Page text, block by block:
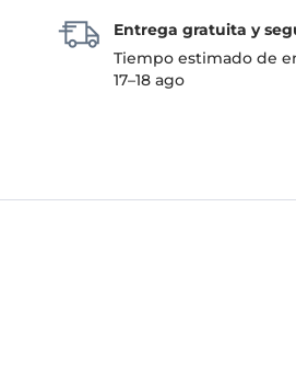
Entrega gratuita y
Tiempo estimado de
17–18 ago